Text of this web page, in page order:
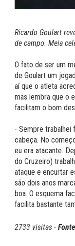
Ricardo Goulart
de campo. Meia
O fato de ser um
de Goulart um
aí que o atleta
mas lembra que o
facilitam o bom
- Sempre trabalhei
cabeça. No
eu era atacante.
do Cruzeiro)
ataque e encurtar
são dois anos
boa. O esquema
facilita bastante
2733 visitas -